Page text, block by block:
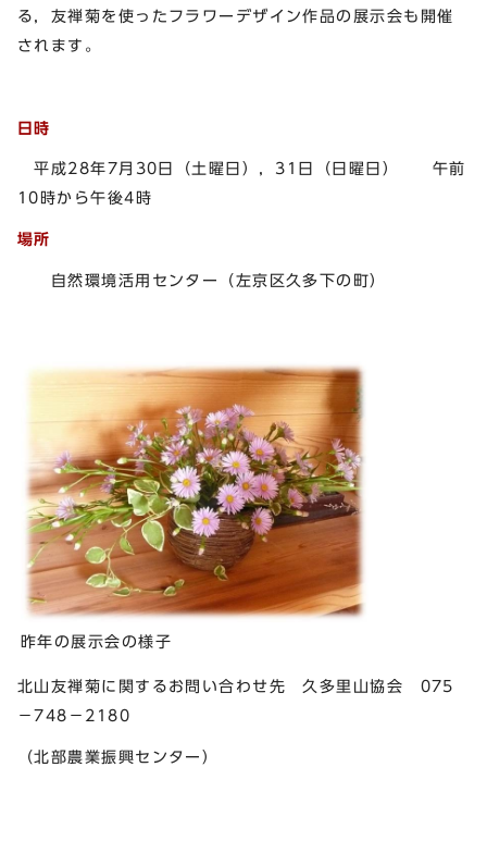
る，友禅菊を使ったフラワーデザイン作品の展示会も開催
されます。
日時
平成28年7月30日（土曜日），31日（日曜日） 午前
10時から午後4時
場所
自然環境活用センター（左京区久多下の町）
昨年の展示会の様子
北山友禅菊に関するお問い合わせ先 久多里山協会 075
－748－2180
（北部農業振興センター）